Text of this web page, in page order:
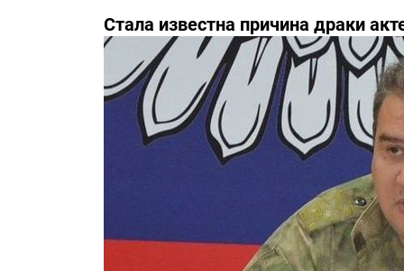
Стала известна причина драки